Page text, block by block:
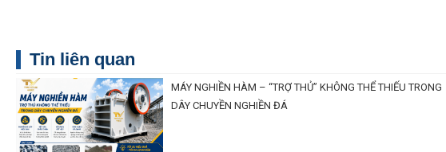
Tin liên quan
MÁY NGHIỀN HÀM – “TRỢ THỦ” KHÔNG THỂ THIẾU TRONG
DÂY CHUYỀN NGHIỀN ĐÁ